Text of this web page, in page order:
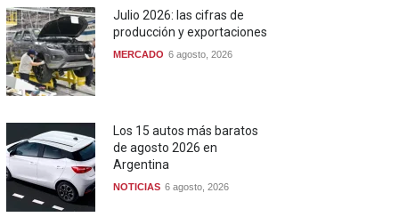
Julio 2026: las cifras de
producción y exportaciones
MERCADO 6 agosto, 2026
Los 15 autos más baratos
de agosto 2026 en
Argentina
NOTICIAS 6 agosto, 2026